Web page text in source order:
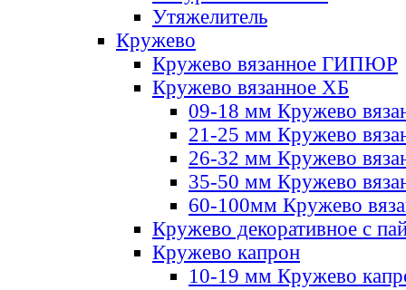
Утяжелитель
Кружево
Кружево вязанное ГИПЮР
Кружево вязанное ХБ
09-18 мм Кружево
21-25 мм Кружево
26-32 мм Кружево
35-50 мм Кружево
60-100мм Кружево
Кружево декоративное с
Кружево капрон
10-19 мм Кружево